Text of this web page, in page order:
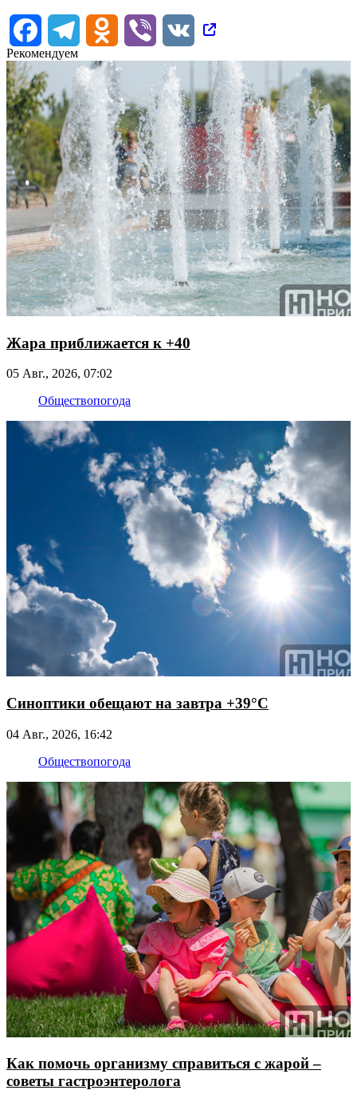
FacebookTelegram Odnoklassniki
Viber
VK
Рекомендуем
Жара приближается к +40
05 Авг., 2026, 07:02
Обществопогода
Синоптики обещают на завтра +39°С
04 Авг., 2026, 16:42
Обществопогода
Как помочь организму справиться с жарой –
советы гастроэнтеролога